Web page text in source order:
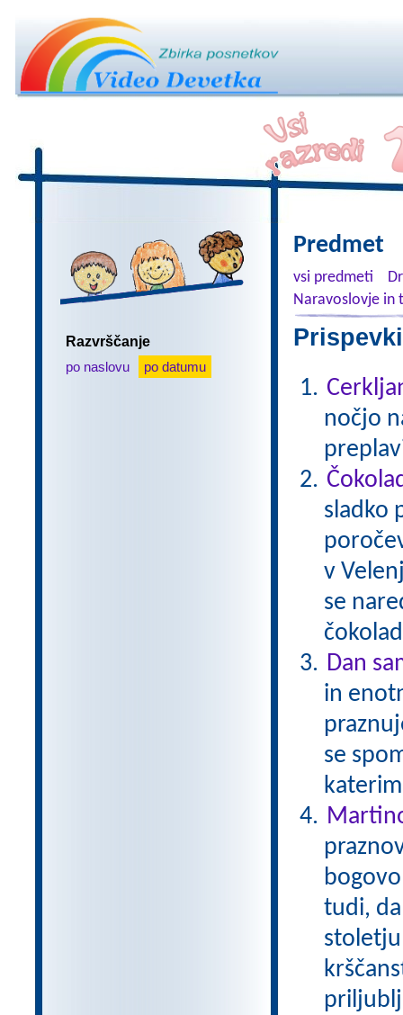
Razvrščanje
po naslovu
po datumu
Predmet
vsi predmeti
Naravoslovje in
nočjo
sladko
v
se
Dan
in
se
tudi,